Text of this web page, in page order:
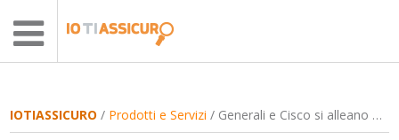
IOTIASSICURO / Prodotti e Servizi / Generali e Cisco si alleano per la cybersicurezza